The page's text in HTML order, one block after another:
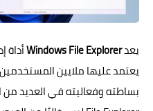
يعدWindows File Explorerأداة
يعتمد عليها ملايين